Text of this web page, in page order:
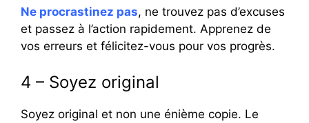
Ne procrastinez pas, ne trouvez pas d’excuses
et passez à l’action rapidement. Apprenez de
vos erreurs et félicitez-vous pour vos progrès.
4 – Soyez original
Soyez original et non une énième copie. Le